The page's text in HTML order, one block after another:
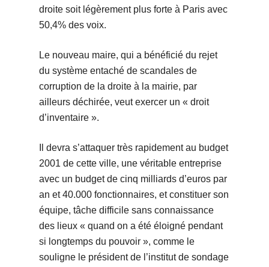
droite soit légèrement plus forte à Paris avec
50,4% des voix.
Le nouveau maire, qui a bénéficié du rejet
du système entaché de scandales de
corruption de la droite à la mairie, par
ailleurs déchirée, veut exercer un « droit
d’inventaire ».
Il devra s’attaquer très rapidement au budget
2001 de cette ville, une véritable entreprise
avec un budget de cinq milliards d’euros par
an et 40.000 fonctionnaires, et constituer son
équipe, tâche difficile sans connaissance
des lieux « quand on a été éloigné pendant
si longtemps du pouvoir », comme le
souligne le président de l’institut de sondage